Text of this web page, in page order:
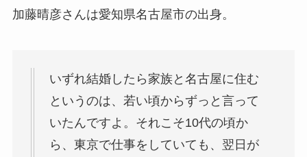
加藤晴彦さんは愛知県名古屋市の出身。
いずれ結婚したら家族と名古屋に住む
というのは、若い頃からずっと言って
いたんですよ。それこそ10代の頃か
ら、東京で仕事をしていても、翌日が